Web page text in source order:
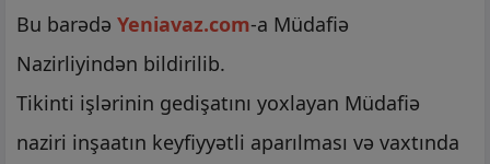
Bu barədə Yeniavaz.com-a Müdafiə
Nazirliyindən bildirilib.
Tikinti işlərinin gedişatını yoxlayan Müdafiə
naziri inşaatın keyfiyyətli aparılması və vaxtında